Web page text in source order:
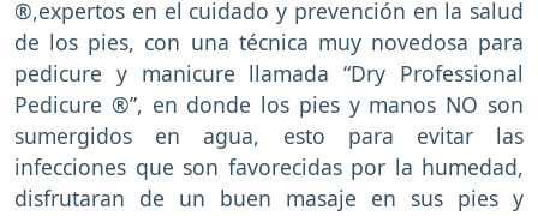
®,expertos en el cuidado y prevención en la salud
de los pies, con una técnica muy novedosa para
pedicure y manicure llamada “Dry Professional
Pedicure ®”, en donde los pies y manos NO son
sumergidos en agua, esto para evitar las
infecciones que son favorecidas por la humedad,
disfrutaran de un buen masaje en sus pies y